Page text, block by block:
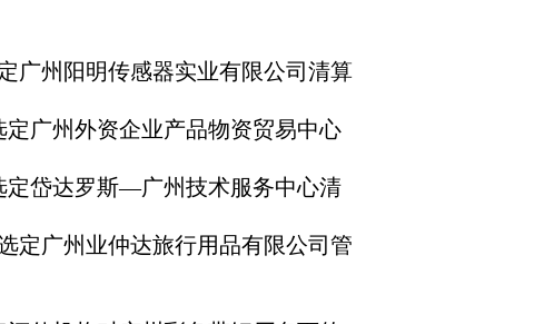
广州阳明传感器实业有限公司清算
定广州外资企业产品物资贸易中心
定岱达罗斯—广州技术服务中心清
定广州业仲达旅行用品有限公司管